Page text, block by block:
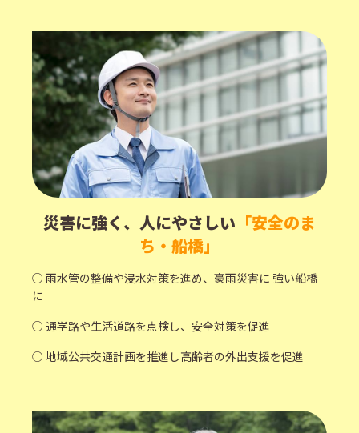
災害に強く、人にやさしい 「安全のま
ち・船橋」
○ 雨水管の整備や浸水対策を進め、豪雨災害に 強い船橋
に
○ 通学路や生活道路を点検し、安全対策を促進
○ 地域公共交通計画を推進し高齢者の外出支援を促進